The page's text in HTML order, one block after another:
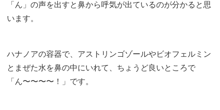
「ん」の声を出すと鼻から呼気が出ているのが分かると思
います。
ハナノアの容器で、アストリンゴゾールやビオフェルミン
とまぜた水を鼻の中にいれて、ちょうど良いところで
「ん〜〜〜〜！」です。